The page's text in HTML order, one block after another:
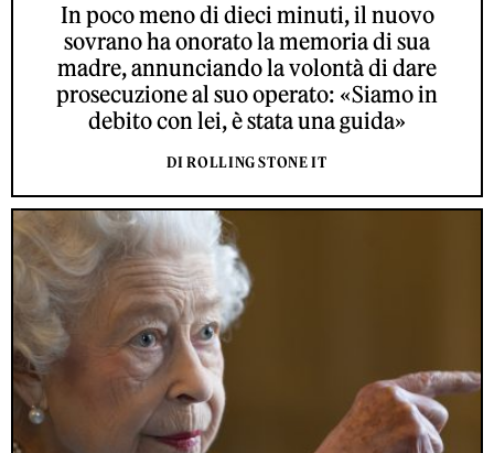
In poco meno di dieci minuti, il nuovo
sovrano ha onorato la memoria di sua
madre, annunciando la volontà di dare
prosecuzione al suo operato: «Siamo in
debito con lei, è stata una guida»
DI ROLLING STONE IT